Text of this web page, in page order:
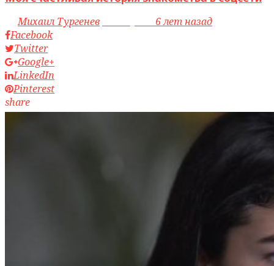
byМихаил Тургенев
6 лет назад
Facebook
Twitter
Google+
LinkedIn
Pinterest
share